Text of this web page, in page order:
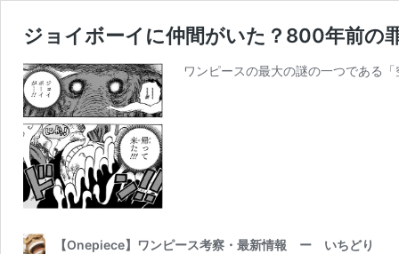
ジョイボーイに仲間がいた？800年前の
ワンピースの最大の謎の一つである
【Onepiece】ワンピース考察・最新情報 ー いちどり